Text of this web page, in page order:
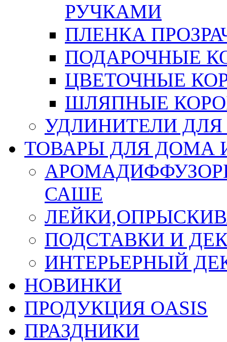
РУЧКАМИ
ПЛЕНКА
ПОДАРОЧНЫЕ
ЦВЕТОЧНЫЕ
ШЛЯПНЫЕ
УДЛИНИТЕЛИ
ТОВАРЫ ДЛЯ ДОМА
САШЕ
ПОДСТАВКИ И
ИНТЕРЬЕРНЫЙ
НОВИНКИ
ПРОДУКЦИЯ OASIS
ПРАЗДНИКИ